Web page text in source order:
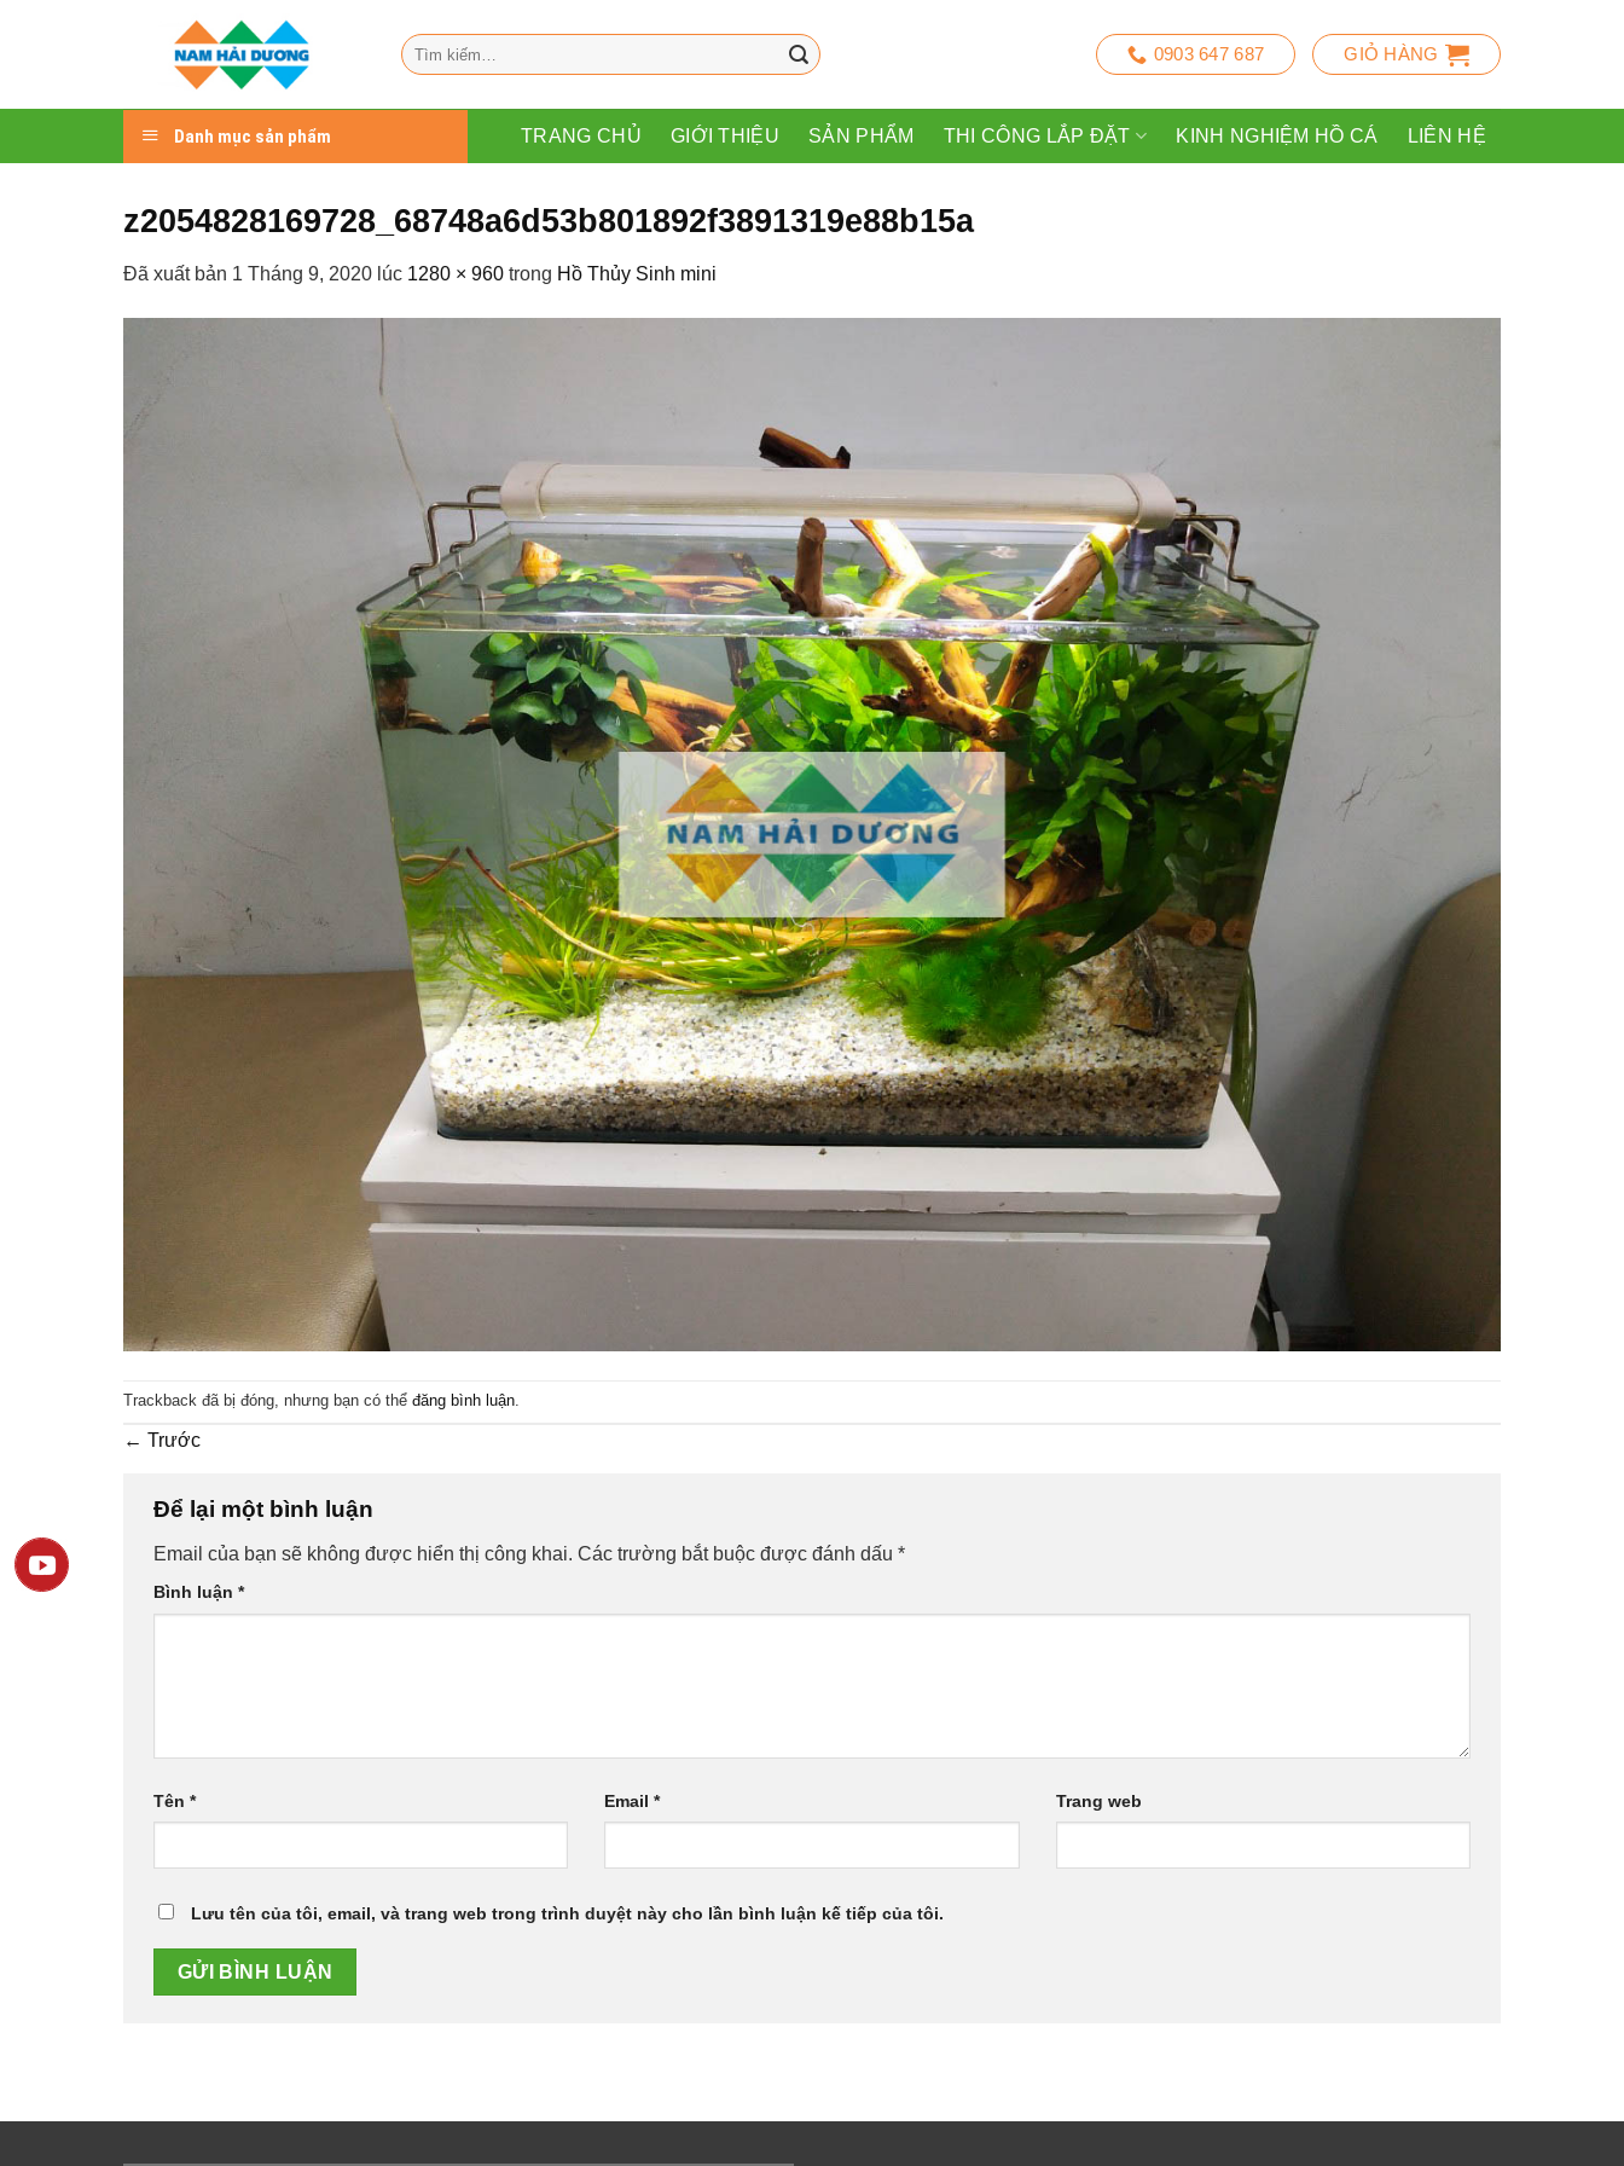
dung
Tìm
kiếm:
0903 647 687 GIỎ HÀNG
Danh mục sản phẩm TRANG CHỦ GIỚI THIỆU SẢN PHẨM THI CÔNG LẮP ĐẶT KINH NGHIỆM HỒ CÁ LIÊN HỆ
z2054828169728_68748a6d53b801892f3891319e88b15a
Đã xuất bản 1 Tháng 9, 2020 lúc 1280 × 960 trong Hồ Thủy Sinh mini
Trackback đã bị đóng, nhưng bạn có thể đăng bình luận
← Trước
Để lại một bình luận
Email của bạn sẽ không được hiển thị công khai. Các trường bắt buộc được đánh dấu *
Bình luận *
Tên * Email* Trang web
Lưu tên của tôi, email, và trang web trong trình duyệt này cho lần bình luận kế tiếp của tôi.